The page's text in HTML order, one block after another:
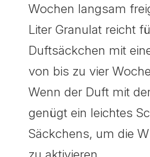
Wochen langsam
Liter Granulat reicht
Duftsäckchen mit
von bis zu vier
Wenn der Duft mit
genügt ein leichtes
Säckchens, um die
zu aktivieren.